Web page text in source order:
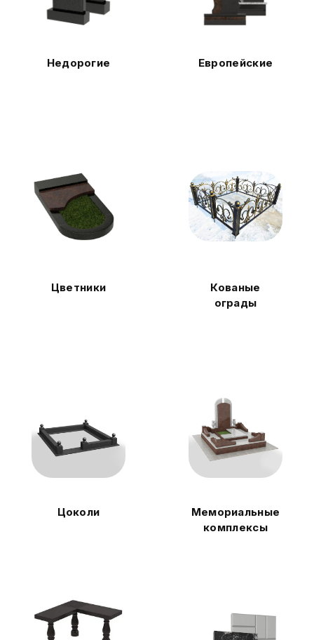
Недорогие Европейские
Цветники
Кованые
ограды
Цоколи
Мемориальные
комплексы